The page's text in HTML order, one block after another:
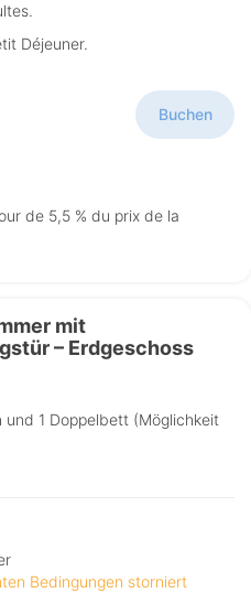
Déjeuner.
Buchen
de 5,5 % du prix de la
mit
– Erdgeschoss
und 1 Doppelbett (Möglichkeit
Bedingungen storniert